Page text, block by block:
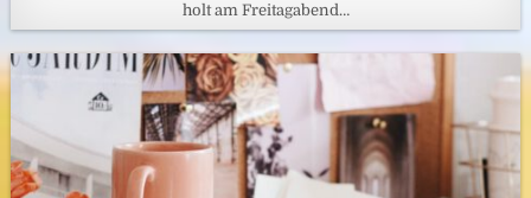
holt am Freitagabend…